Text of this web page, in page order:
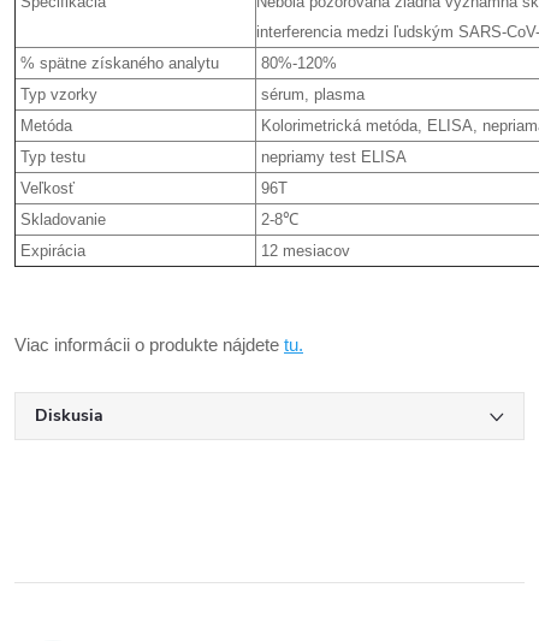
interferencia medzi ľudským SARS-
% spätne získaného analytu
80%-120%
Typ vzorky
sérum, plasma
Metóda
Kolorimetrická metóda, ELISA,
Typ testu
nepriamy test ELISA
Veľkosť
96T
Skladovanie
2-8℃
Expirácia
12 mesiacov
Viac informácii o produkte nájdete tu.
Diskusia